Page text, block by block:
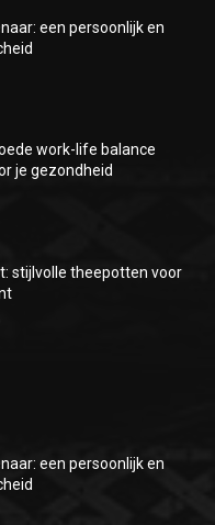
een persoonlijk en
work-life balance
je gezondheid
stijlvolle theepotten voor
een persoonlijk en